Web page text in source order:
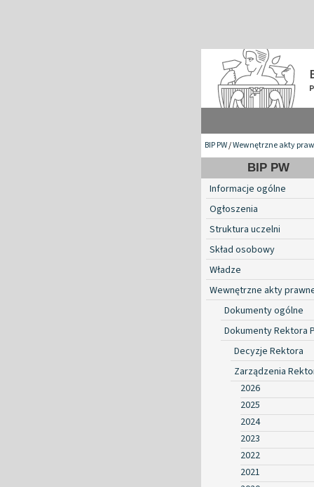
BIP PW/Wewnętrzne akty
BIP PW
Informacje ogólne
Ogłoszenia
Struktura uczelni
Skład osobowy
Władze
Wewnętrzne akty
Dokumenty ogólne
Dokumenty Rektora
Decyzje Rektora
Zarządzenia
2026
2025
2024
2023
2022
2021